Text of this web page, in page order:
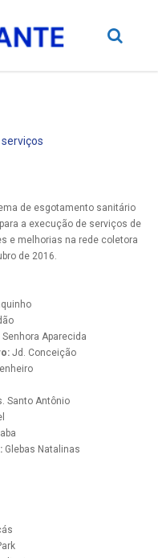
de esgotamento sanitário
a execução de serviços de
e melhorias na rede coletora
de 2016.
Aparecida
Jd. Conceição
Santo Antônio
Glebas Natalinas